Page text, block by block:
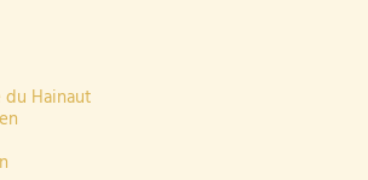
du Hainaut